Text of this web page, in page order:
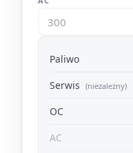
Paliwo
Serwis (niezależny)
OC
AC